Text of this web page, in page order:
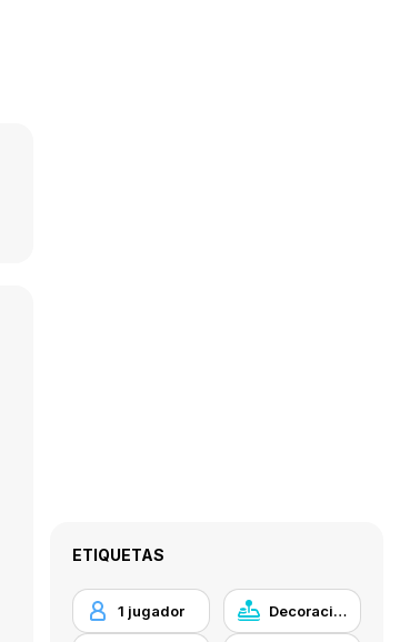
ETIQUETAS
1 jugador Decoración